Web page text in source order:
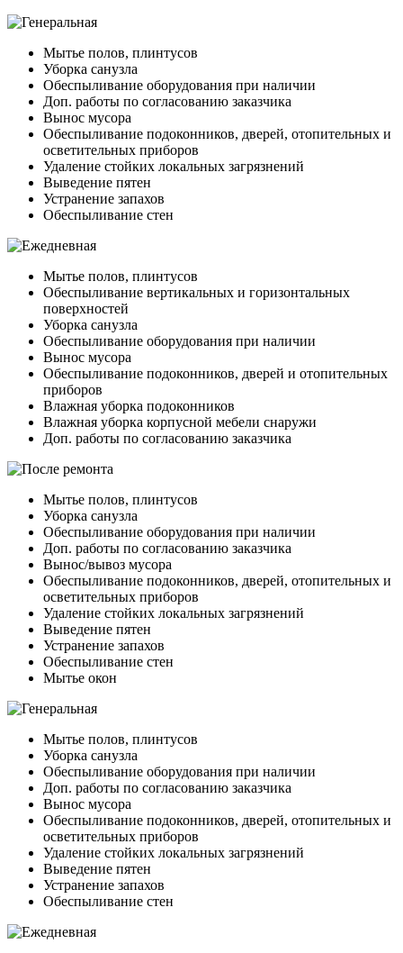
Мытье полов, плинтусов
Уборка санузла
Обеспыливание оборудования при наличии
Доп. работы по согласованию заказчика
Вынос мусора
Обеспыливание подоконников, дверей, отопительных и
осветительных приборов
Удаление стойких локальных загрязнений
Выведение пятен
Устранение запахов
Обеспыливание стен
Мытье полов, плинтусов
Обеспыливание вертикальных и горизонтальных
поверхностей
Уборка санузла
Обеспыливание оборудования при наличии
Вынос мусора
Обеспыливание подоконников, дверей и отопительных
приборов
Влажная уборка подоконников
Влажная уборка корпусной мебели снаружи
Доп. работы по согласованию заказчика
Мытье полов, плинтусов
Уборка санузла
Обеспыливание оборудования при наличии
Доп. работы по согласованию заказчика
Вынос/вывоз мусора
Обеспыливание подоконников, дверей, отопительных и
осветительных приборов
Удаление стойких локальных загрязнений
Выведение пятен
Устранение запахов
Обеспыливание стен
Мытье окон
Мытье полов, плинтусов
Уборка санузла
Обеспыливание оборудования при наличии
Доп. работы по согласованию заказчика
Вынос мусора
Обеспыливание подоконников, дверей, отопительных и
осветительных приборов
Удаление стойких локальных загрязнений
Выведение пятен
Устранение запахов
Обеспыливание стен